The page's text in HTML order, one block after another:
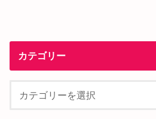
カテゴリー